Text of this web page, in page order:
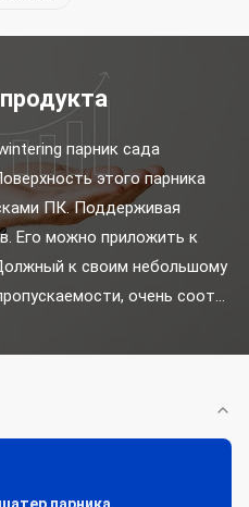
парник сада
этого парника
ПК. Поддерживая
Его можно приложить к
к своим небольшому
очень соот...